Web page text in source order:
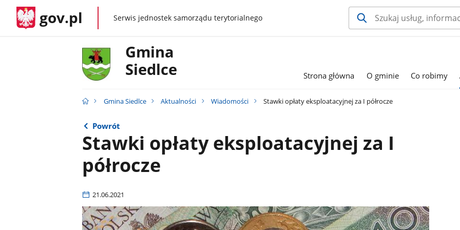
gov.pl gov.plSerwis jednostek samorządu terytorialnego
Gmina
Siedlce
Strona główna O gminie Co robimy
Gmina Siedlce Aktualności Wiadomości Stawki opłaty eksploatacyjnej za I półrocze
Powrót
Stawki opłaty eksploatacyjnej za I
półrocze
21.06.2021